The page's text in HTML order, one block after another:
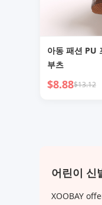
아동 패션 PU
부츠
$8.88$13.12
어린이
XOOBAY